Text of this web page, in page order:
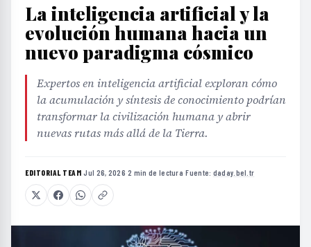
La inteligencia artificial y la
evolución humana hacia un
nuevo paradigma cósmico
Expertos en inteligencia artificial exploran cómo
la acumulación y síntesis de conocimiento podrían
transformar la civilización humana y abrir
nuevas rutas más allá de la Tierra.
EDITORIAL TEAM·Jul 26, 2026·2 min de lectura·Fuente: daday.bel.tr